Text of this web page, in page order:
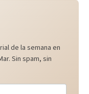
de la semana en
Sin spam, sin